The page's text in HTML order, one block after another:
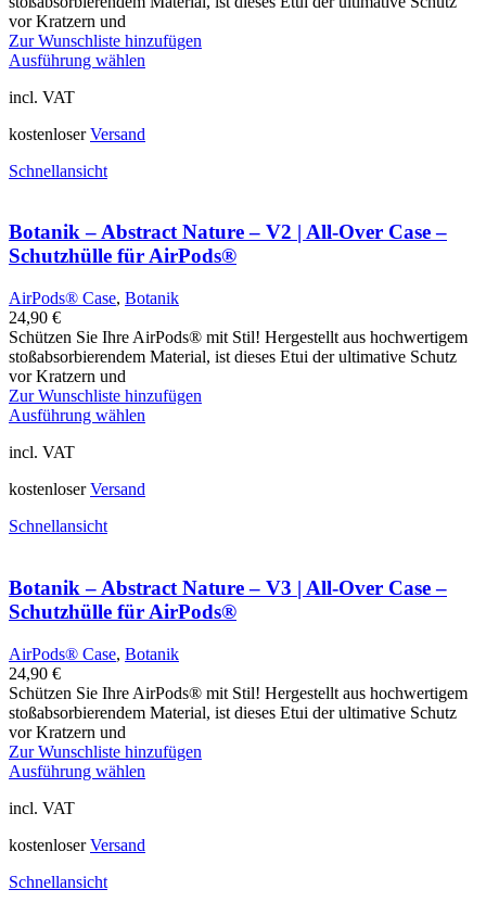
vor Kratzern und
Zur Wunschliste hinzufügen
Ausführung wählen
incl. VAT
kostenloserVersand
Schnellansicht
Botanik – Abstract Nature – V2 | All-Over Case –
Schutzhülle für AirPods®
AirPods® Case, Botanik
24,90 €
Schützen Sie Ihre AirPods® mit Stil! Hergestellt aus hochwertigem
stoßabsorbierendem Material, ist dieses Etui der ultimative Schutz
vor Kratzern und
Zur Wunschliste hinzufügen
Ausführung wählen
incl. VAT
kostenloserVersand
Schnellansicht
Botanik – Abstract Nature – V3 | All-Over Case –
Schutzhülle für AirPods®
AirPods® Case, Botanik
24,90 €
Schützen Sie Ihre AirPods® mit Stil! Hergestellt aus hochwertigem
stoßabsorbierendem Material, ist dieses Etui der ultimative Schutz
vor Kratzern und
Zur Wunschliste hinzufügen
Ausführung wählen
incl. VAT
kostenloserVersand
Schnellansicht